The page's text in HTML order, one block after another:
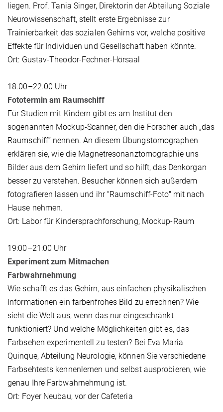
liegen. Prof. Tania Singer, Direktorin der Abteilung Soziale
Neurowissenschaft, stellt erste Ergebnisse zur
Trainierbarkeit des sozialen Gehirns vor, welche positive
Effekte für Individuen und Gesellschaft haben könnte.
Ort: Gustav-Theodor-Fechner-Hörsaal
18.00–22.00 Uhr
Fototermin am Raumschiff
Für Studien mit Kindern gibt es am Institut den
sogenannten Mockup-Scanner, den die Forscher auch „das
Raumschiff“ nennen. An diesem Übungstomographen
erklären sie, wie die Magnetresonanztomographie uns
Bilder aus dem Gehirn liefert und so hilft, das Denkorgan
besser zu verstehen. Besucher können sich außerdem
fotografieren lassen und ihr "Raumschiff-Foto" mit nach
Hause nehmen.
Ort: Labor für Kindersprachforschung, Mockup-Raum
19:00–21:00 Uhr
Experiment zum Mitmachen
Farbwahrnehmung
Wie schafft es das Gehirn, aus einfachen physikalischen
Informationen ein farbenfrohes Bild zu errechnen? Wie
sieht die Welt aus, wenn das nur eingeschränkt
funktioniert? Und welche Möglichkeiten gibt es, das
Farbsehen experimentell zu testen? Bei Eva Maria
Quinque, Abteilung Neurologie, können Sie verschiedene
Farbsehtests kennenlernen und selbst ausprobieren, wie
genau Ihre Farbwahrnehmung ist.
Ort: Foyer Neubau, vor der Cafeteria